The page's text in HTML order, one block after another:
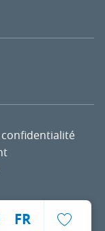
FR